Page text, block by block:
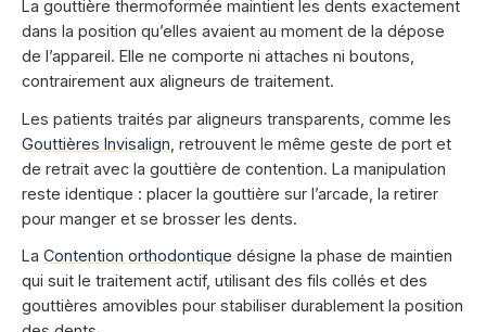
La gouttière thermoformée maintient les dents exactement
dans la position qu’elles avaient au moment de la dépose
de l’appareil. Elle ne comporte ni attaches ni boutons,
contrairement aux aligneurs de traitement.
Les patients traités par aligneurs transparents, comme les
Gouttières Invisalign , retrouvent le même geste de port et
de retrait avec la gouttière de contention. La manipulation
reste identique : placer la gouttière sur l’arcade, la retirer
pour manger et se brosser les dents.
La Contention orthodontique désigne la phase de maintien
qui suit le traitement actif, utilisant des fils collés et des
gouttières amovibles pour stabiliser durablement la position